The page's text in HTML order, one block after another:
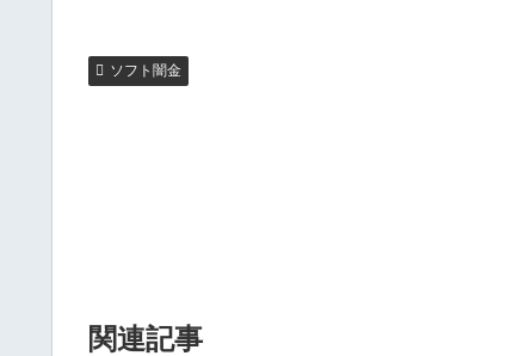
ソフト闇金
関連記事